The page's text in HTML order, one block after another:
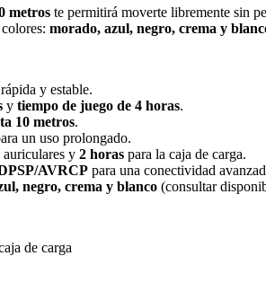
metros te permitirá moverte libremente sin
morado, azul, negro, crema y
y estable.
y tiempo de juego de 4 horas.
10 metros.
un uso prolongado.
auriculares y 2 horas para la caja de carga.
AVRCP para una conectividad
negro, crema y blanco (consultar
de carga